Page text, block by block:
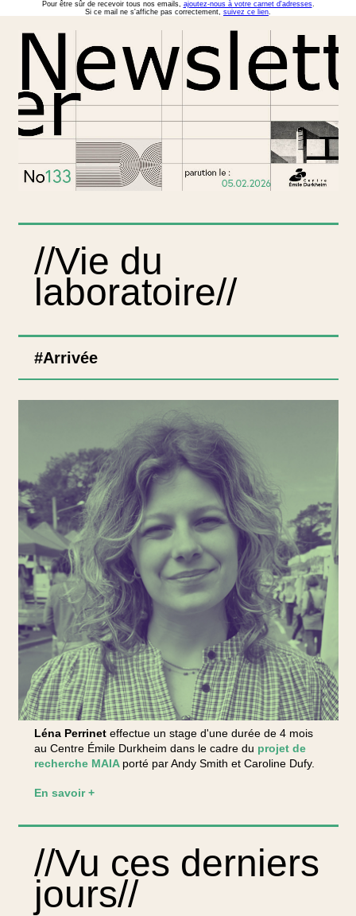
Pour être sûr de recevoir tous nos emails, ajoutez-nous à votre carnet d'adresses.
Si ce mail ne s'affiche pas correctement, suivez ce lien.
//Vie du
laboratoire//
#Arrivée
Léna Perrinet effectue un stage d'une durée de 4 mois
au Centre Émile Durkheim dans le cadre du projet de
recherche MAIA porté par Andy Smith et Caroline Dufy.
En savoir +
//Vu ces derniers
jours//